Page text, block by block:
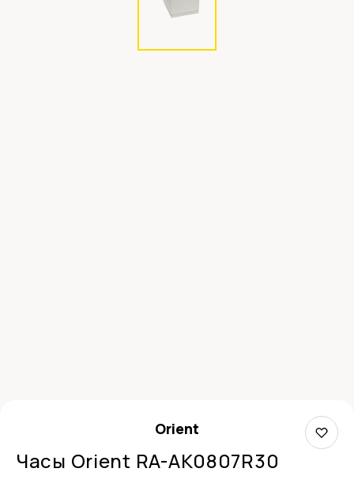
Orient
Часы Orient RA-AK0807R30